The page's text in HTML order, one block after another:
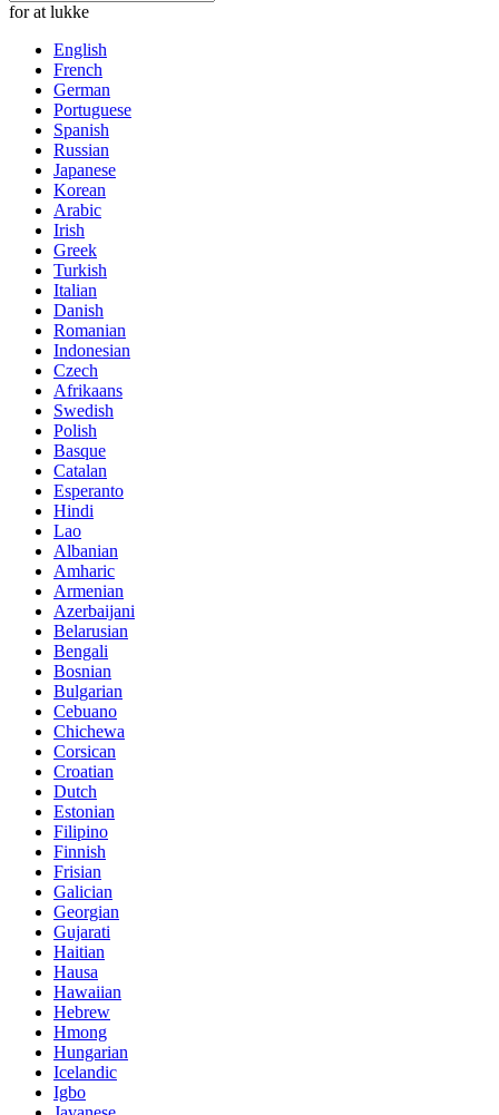
for at lukke
English
French
German
Portuguese
Spanish
Russian
Japanese
Korean
Arabic
Irish
Greek
Turkish
Italian
Danish
Romanian
Indonesian
Czech
Afrikaans
Swedish
Polish
Basque
Catalan
Esperanto
Hindi
Lao
Albanian
Amharic
Armenian
Azerbaijani
Belarusian
Bengali
Bosnian
Bulgarian
Cebuano
Chichewa
Corsican
Croatian
Dutch
Estonian
Filipino
Finnish
Frisian
Galician
Georgian
Gujarati
Haitian
Hausa
Hawaiian
Hebrew
Hmong
Hungarian
Icelandic
Igbo